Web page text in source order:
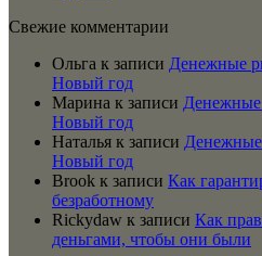
Свежие комментарии
Ольга к записи Денежные
Новый год
Марина к записи
Новый год
Наталья к записи
Новый год
Brook к записи Как
безработному
Rickydaw к записи Как
деньгами, чтобы они были